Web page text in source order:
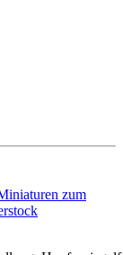
zum